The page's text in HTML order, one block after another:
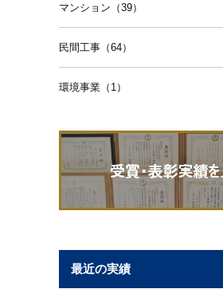
マンション（39）
民間工事（64）
環境事業（1）
最近の実績